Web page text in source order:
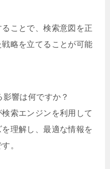
ことで、検索意図を正
略を立てることが可能
響は何ですか？
索エンジンを利用して
理解し、最適な情報を
。